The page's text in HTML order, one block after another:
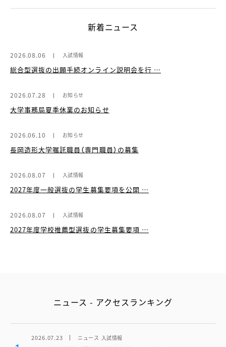
新着ニュース
2026.08.06 入試情報
総合型選抜の出願手続オンライン説明会を行 …
2026.07.28 お知らせ
大学事務局夏季休業のお知らせ
2026.06.10 お知らせ
長岡造形大学嘱託職員（専門職員）の募集
2026.08.07 入試情報
2027年度一般選抜の学生募集要項を公開 …
2026.08.07 入試情報
2027年度学校推薦型選抜の学生募集要項 …
ニュース - アクセスランキング
2026.07.23 ニュース 入試情報